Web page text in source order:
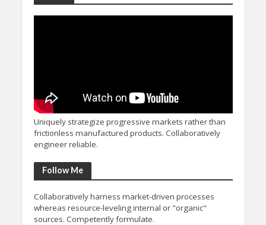
Uniquely strategize progressive markets rather than
frictionless manufactured products. Collaboratively
engineer reliable.
Follow Me
Collaboratively harness market-driven processes
whereas resource-leveling internal or "organic"
sources. Competently formulate.